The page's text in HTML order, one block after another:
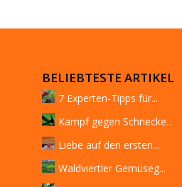
BELIEBTESTE ARTIKEL
7 Experten-Tipps für...
Kampf gegen Schnecke...
Liebe auf den ersten...
Waldviertler Gemüseg...